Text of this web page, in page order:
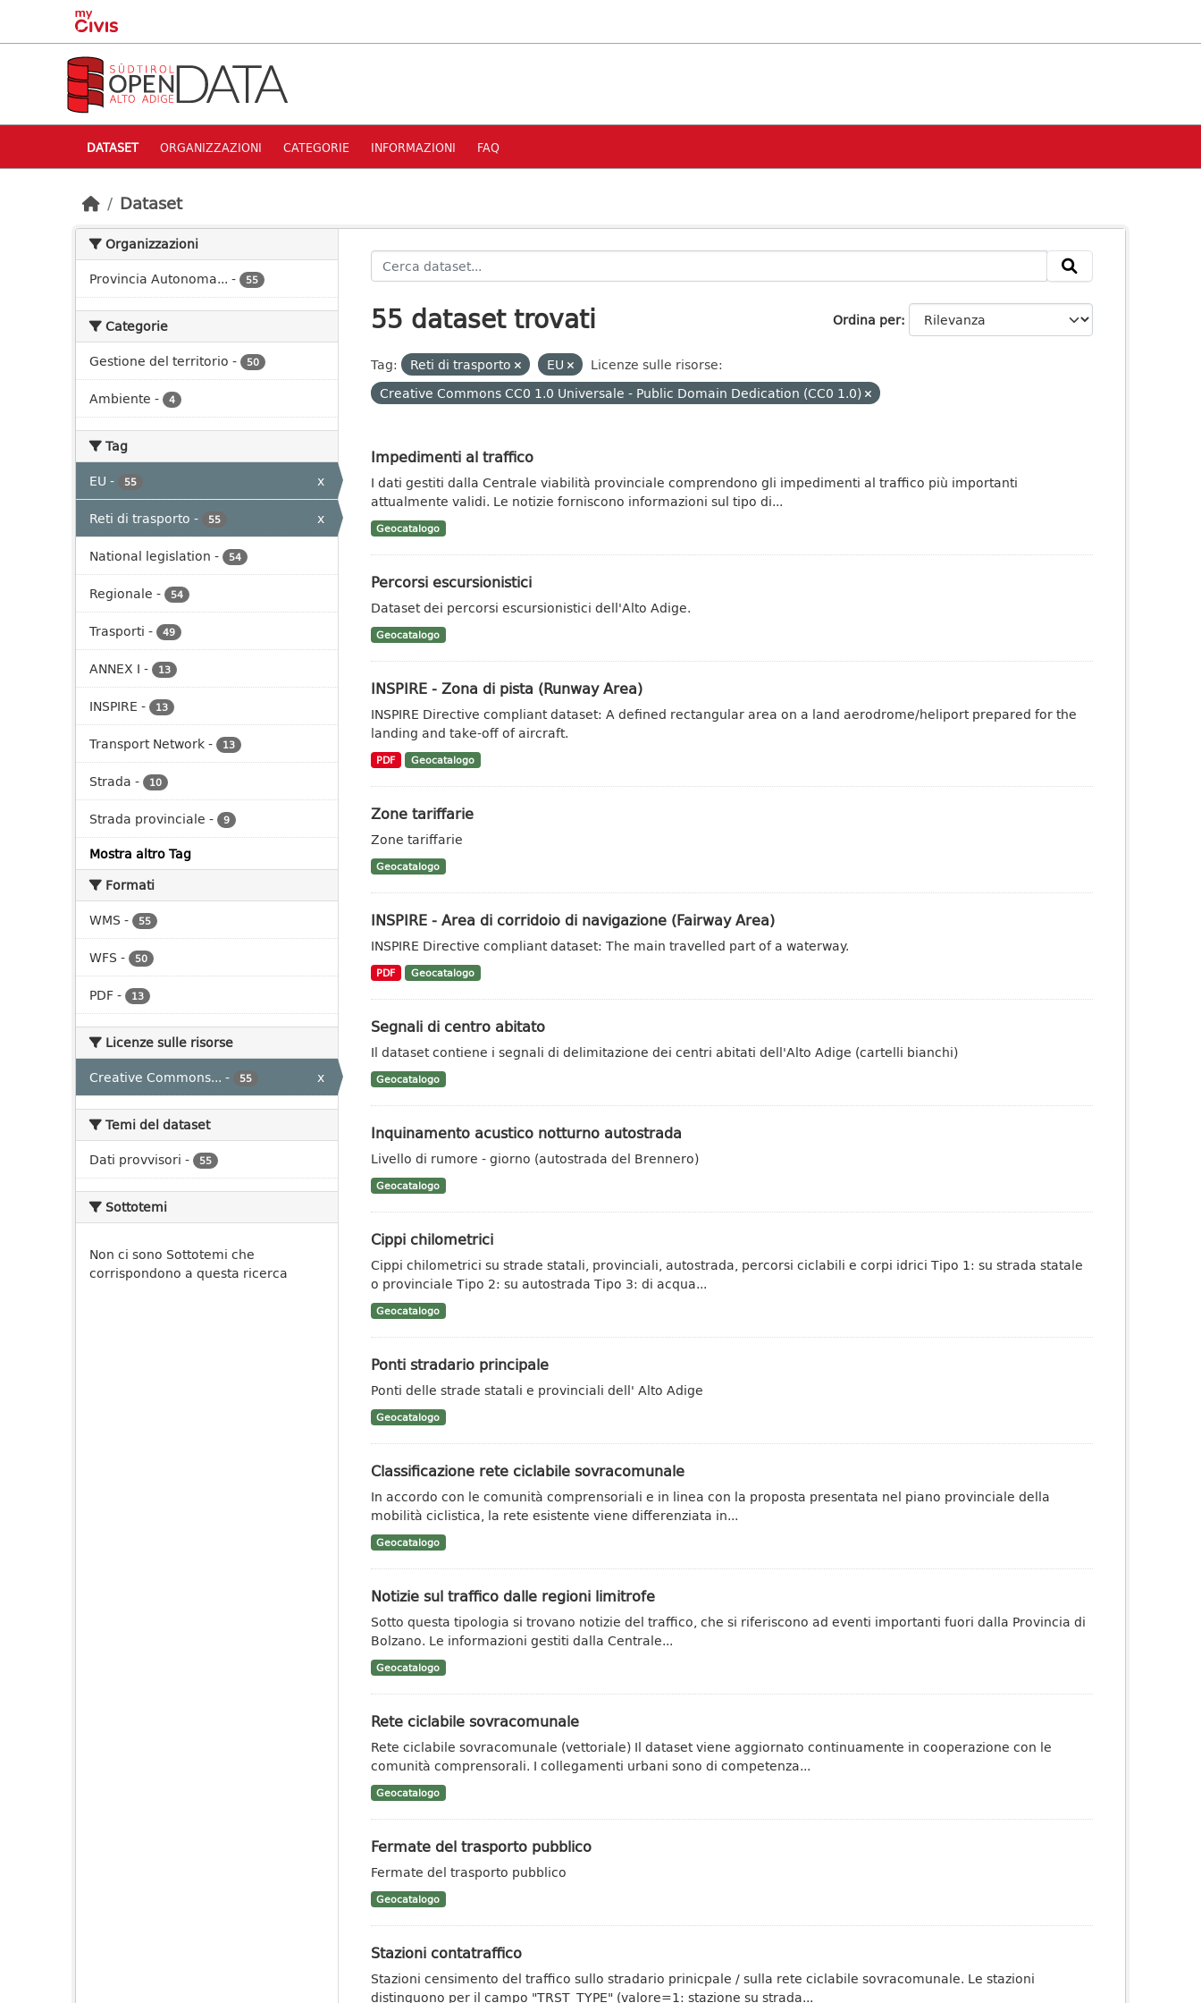
Skip to main content
DATASET ORGANIZZAZIONI CATEGORIE INFORMAZIONI FAQ
Dataset
Organizzazioni
Provincia Autonoma... - 55
Categorie
Gestione del territorio - 50
Ambiente - 4
Tag
EU - 55
x
Reti di trasporto - 55
x
National legislation - 54
Regionale - 54
Trasporti - 49
ANNEX I - 13
INSPIRE - 13
Transport Network- 13
Strada - 10
Strada provinciale - 9
Mostra altro Tag
Formati
WMS - 55
WFS - 50
PDF- 13
Licenze sulle risorse
Creative Commons... - 55 x
Temi del dataset
Dati provvisori - 55
Sottotemi
Non ci sono Sottotemi che
corrispondono a questa ricerca
Ordina per
55 dataset trovati
Tag: Reti di trasporto EU
Licenze sulle risorse:
Creative Commons CC0 1.0 Universale - Public Domain Dedication (CC0 1.0)
Impedimenti al traffico
I dati gestiti dalla Centrale viabilità provinciale comprendono gli impedimenti al traffico più importanti
attualmente validi. Le notizie forniscono informazioni sul tipo di...
Geocatalogo
Percorsi escursionistici
Dataset dei percorsi escursionistici dell'Alto Adige.
Geocatalogo
INSPIRE - Zona di pista (Runway Area)
INSPIRE Directive compliant dataset: A defined rectangular area on a land aerodrome/heliport prepared for the
landing and take-off of aircraft.
PDF Geocatalogo
Zone tariffarie
Zone tariffarie
Geocatalogo
INSPIRE - Area di corridoio di navigazione (Fairway Area)
INSPIRE Directive compliant dataset: The main travelled part of a waterway.
PDF Geocatalogo
Segnali di centro abitato
Il dataset contiene i segnali di delimitazione dei centri abitati dell'Alto Adige (cartelli bianchi)
Geocatalogo
Inquinamento acustico notturno autostrada
Livello di rumore - giorno (autostrada del Brennero)
Geocatalogo
Cippi chilometrici
Cippi chilometrici su strade statali, provinciali, autostrada, percorsi ciclabili e corpi idrici Tipo 1: su strada statale
o provinciale Tipo 2: su autostrada Tipo 3: di acqua...
Geocatalogo
Ponti stradario principale
Ponti delle strade statali e provinciali dell' Alto Adige
Geocatalogo
Classificazione rete ciclabile sovracomunale
In accordo con le comunità comprensoriali e in linea con la proposta presentata nel piano provinciale della
mobilità ciclistica, la rete esistente viene differenziata in...
Geocatalogo
Notizie sul traffico dalle regioni limitrofe
Sotto questa tipologia si trovano notizie del traffico, che si riferiscono ad eventi importanti fuori dalla Provincia di
Bolzano. Le informazioni gestiti dalla Centrale...
Geocatalogo
Rete ciclabile sovracomunale
Rete ciclabile sovracomunale (vettoriale) Il dataset viene aggiornato continuamente in cooperazione con le
comunità comprensorali. I collegamenti urbani sono di competenza...
Geocatalogo
Fermate del trasporto pubblico
Fermate del trasporto pubblico
Geocatalogo
Stazioni contatraffico
Stazioni censimento del traffico sullo stradario prinicpale / sulla rete ciclabile sovracomunale. Le stazioni
distinguono per il campo "TRST_TYPE" (valore=1: stazione su strada...